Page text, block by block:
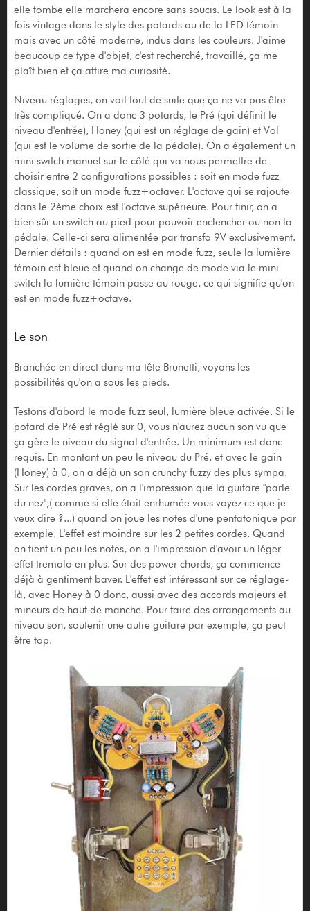
elle tombe elle marchera encore sans soucis. Le look est à la
fois vintage dans le style des potards ou de la LED témoin
mais avec un côté moderne, indus dans les couleurs. J'aime
beaucoup ce type d'objet, c'est recherché, travaillé, ça me
plaît bien et ça attire ma curiosité.
Niveau réglages, on voit tout de suite que ça ne va pas être
très compliqué. On a donc 3 potards, le Pré (qui définit le
niveau d'entrée), Honey (qui est un réglage de gain) et Vol
(qui est le volume de sortie de la pédale). On a également un
mini switch manuel sur le côté qui va nous permettre de
choisir entre 2 configurations possibles : soit en mode fuzz
classique, soit un mode fuzz+octaver. L'octave qui se rajoute
dans le 2ème choix est l'octave supérieure. Pour finir, on a
bien sûr un switch au pied pour pouvoir enclencher ou non la
pédale. Celle-ci sera alimentée par transfo 9V exclusivement.
Dernier détails : quand on est en mode fuzz, seule la lumière
témoin est bleue et quand on change de mode via le mini
switch la lumière témoin passe au rouge, ce qui signifie qu'on
est en mode fuzz+octave.
Le son
Branchée en direct dans ma tête Brunetti, voyons les
possibilités qu'on a sous les pieds.
Testons d'abord le mode fuzz seul, lumière bleue activée. Si le
potard de Pré est réglé sur 0, vous n'aurez aucun son vu que
ça gère le niveau du signal d'entrée. Un minimum est donc
requis. En montant un peu le niveau du Pré, et avec le gain
(Honey) à 0, on a déjà un son crunchy fuzzy des plus sympa.
Sur les cordes graves, on a l'impression que la guitare "parle
du nez",( comme si elle était enrhumée vous voyez ce que je
veux dire ?...) quand on joue les notes d'une pentatonique par
exemple. L'effet est moindre sur les 2 petites cordes. Quand
on tient un peu les notes, on a l'impression d'avoir un léger
effet tremolo en plus. Sur des power chords, ça commence
déjà à gentiment baver. L'effet est intéressant sur ce réglage-
là, avec Honey à 0 donc, aussi avec des accords majeurs et
mineurs de haut de manche. Pour faire des arrangements au
niveau son, soutenir une autre guitare par exemple, ça peut
être top.